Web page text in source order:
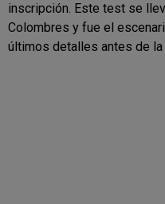
inscripción. Este test se
Colombres y fue el
últimos detalles antes de